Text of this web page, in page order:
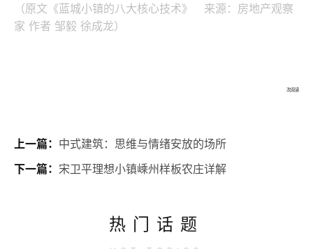
（原文《蓝城小镇的八大核心技术》 来源：房地产观察
家 作者 邹毅 徐成龙）
次阅读
上一篇： 中式建筑：思维与情绪安放的场所
下一篇： 宋卫平理想小镇嵊州样板农庄详解
热门话题